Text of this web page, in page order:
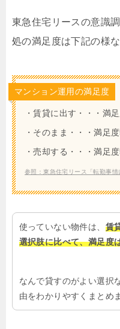
東急住宅リースの意識
処の満足度は下記の様
マンション運用の満足度
・賃貸に出す・・・満
・そのまま・・・満足
・売却する・・・満足
参照：東急住宅リース「転勤事情
使っていない物件は、 賃
選択肢に比べて、満足度
なんで貸すのがよい選択
由をわかりやすくまとめ